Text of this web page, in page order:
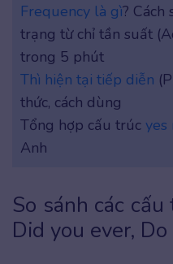
Frequency là gì? Cách
trạng từ chỉ tần suất
trong 5 phút
Thì hiện tại tiếp diễn
thức, cách dùng
Tổng hợp cấu trúc yes
Anh
So sánh các
Did you ever,